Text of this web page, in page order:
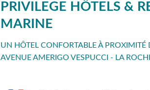
PRIVILEGE HÔTELS &
MARINE
UN HÔTEL CONFORTABLE À
AVENUE AMERIGO VESPUCCI - LA